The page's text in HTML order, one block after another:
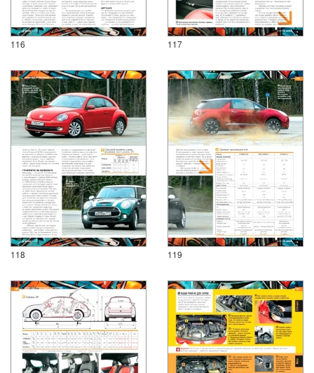
116 117
118 119